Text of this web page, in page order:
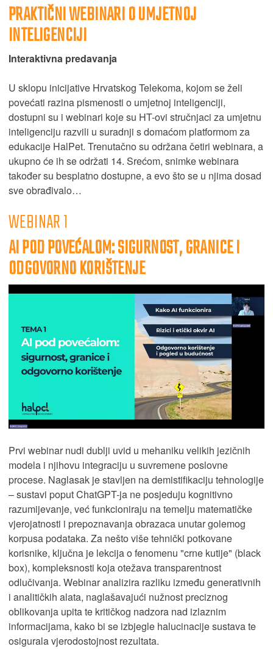
PRAKTIČNI WEBINARI O UMJETNOJ
INTELIGENCIJI
Interaktivna predavanja
U sklopu inicijative Hrvatskog Telekoma, kojom se želi
povećati razina pismenosti o umjetnoj inteligenciji,
dostupni su i webinari koje su HT-ovi stručnjaci za umjetnu
inteligenciju razvili u suradnji s domaćom platformom za
edukacije HalPet. Trenutačno su održana četiri webinara, a
ukupno će ih se održati 14. Srećom, snimke webinara
također su besplatno dostupne, a evo što se u njima dosad
sve obrađivalo…
WEBINAR 1
AI POD POVEĆALOM: SIGURNOST, GRANICE I
ODGOVORNO KORIŠTENJE
Prvi webinar nudi dublji uvid u mehaniku velikih jezičnih
modela i njihovu integraciju u suvremene poslovne
procese. Naglasak je stavljen na demistifikaciju tehnologije
– sustavi poput ChatGPT-ja ne posjeduju kognitivno
razumijevanje, već funkcioniraju na temelju matematičke
vjerojatnosti i prepoznavanja obrazaca unutar golemog
korpusa podataka. Za nešto više tehnički potkovane
korisnike, ključna je lekcija o fenomenu "crne kutije" (black
box), kompleksnosti koja otežava transparentnost
odlučivanja. Webinar analizira razliku između generativnih
i analitičkih alata, naglašavajući nužnost preciznog
oblikovanja upita te kritičkog nadzora nad izlaznim
informacijama, kako bi se izbjegle halucinacije sustava te
osigurala vjerodostojnost rezultata.